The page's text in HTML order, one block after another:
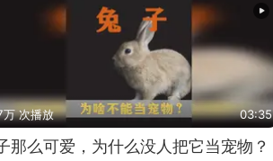
万 次播放 03:35
那么可爱，为什么没人把它当宠物？